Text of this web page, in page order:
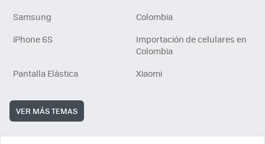
Samsung
Colombia
iPhone 6S
Importación de celulares en
Colombia
Pantalla Elástica
Xiaomi
VER MÁS TEMAS